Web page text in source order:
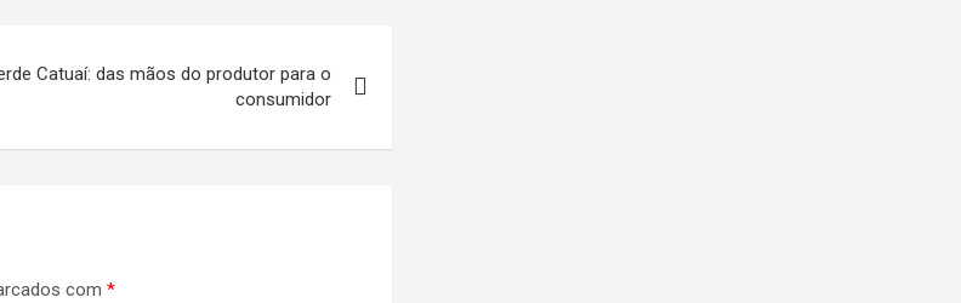
Catuaí: das mãos do produtor para o
consumidor
com *